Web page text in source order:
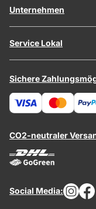
Unternehmen
Service Lokal
Sichere
CO2-neutraler
Social Media: